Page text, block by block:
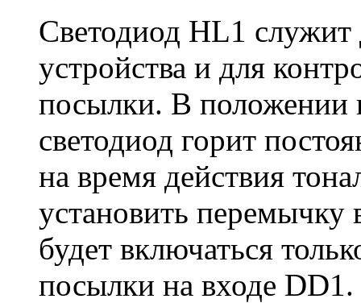
Светодиод HL1
устройства и для
посылки. В
светодиод горит
на время действия
установить перемычку
будет включаться
посылки на входе DD1.